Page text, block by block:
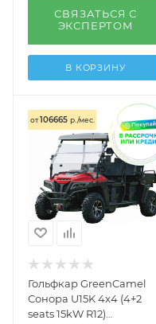
СВЯЗАТЬСЯ С
ЭКСПЕРТОМ
В КОРЗИНУ
от106665 р./мес.
Гольфкар GreenCamel
Сонора U15K 4x4 (4+2
seats 15kW R12)